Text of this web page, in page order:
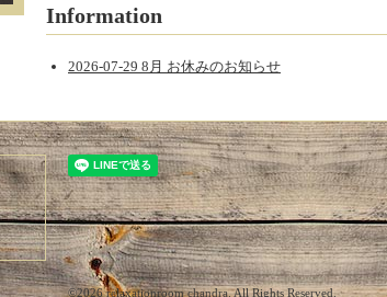
Information
2026-07-29 8月 お休みのお知らせ
©2026relaxationroom chandra. All Rights Reserved.